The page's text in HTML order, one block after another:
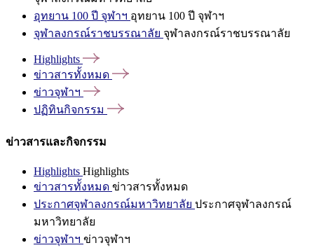
อุทยาน 100 ปี จุฬาฯ อุทยาน 100 ปี จุฬาฯ
จุฬาลงกรณ์ราชบรรณาลัย จุฬาลงกรณ์ราชบรรณาลัย
Highlights
ข่าวสารทั้งหมด
ข่าวจุฬาฯ
ปฏิทินกิจกรรม
ข่าวสารและกิจกรรม
Highlights Highlights
ข่าวสารทั้งหมด ข่าวสารทั้งหมด
ประกาศจุฬาลงกรณ์มหาวิทยาลัย ประกาศจุฬาลงกรณ์
มหาวิทยาลัย
ข่าวจุฬาฯ ข่าวจุฬาฯ